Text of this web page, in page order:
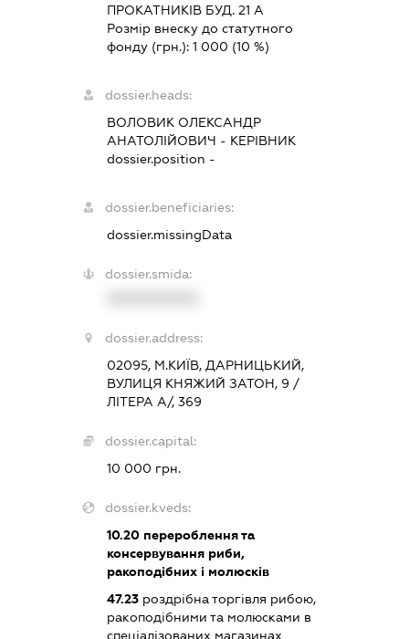
ПРОКАТНИКІВ БУД. 21 А
Розмір внеску до статутного
фонду (грн.): 1 000 (10 %)
dossier.heads:
ВОЛОВИК ОЛЕКСАНДР
АНАТОЛІЙОВИЧ - КЕРІВНИК
dossier.position -
dossier.beneficiaries:
dossier.missingData
dossier.smida:
dossier.address:
02095, М.КИЇВ, ДАРНИЦЬКИЙ,
ВУЛИЦЯ КНЯЖИЙ ЗАТОН, 9 /
ЛІТЕРА А/, 369
dossier.capital:
10 000 грн.
dossier.kveds:
10.20перероблення та
консервування риби,
ракоподібних і молюсків
47.23роздрібна торгівля рибою,
ракоподібними та молюсками в
спеціалізованих магазинах